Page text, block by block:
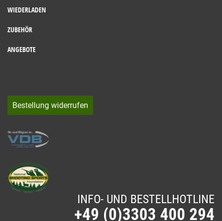
WIEDERLADEN
ZUBEHÖR
ANGEBOTE
Bestellung widerrufen
INFO- UND BESTELLHOTLINE
+49 (0)3303 400 294